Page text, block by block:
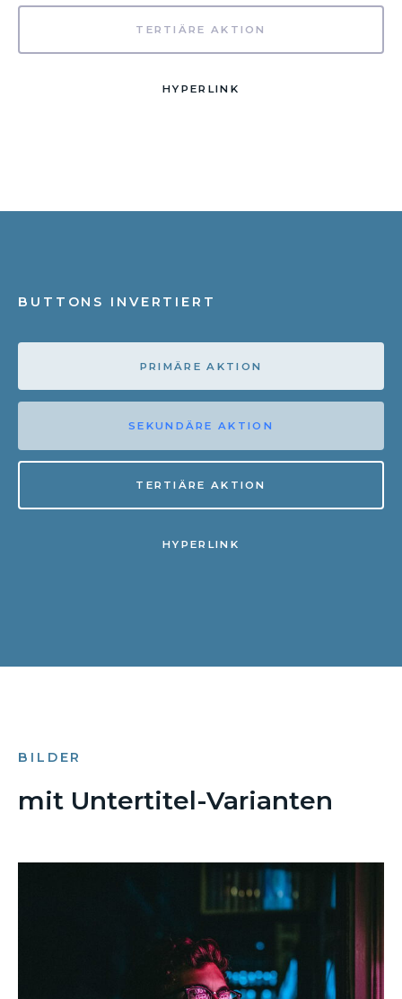
TERTIÄRE AKTION
HYPERLINK
BUTTONS INVERTIERT
PRIMÄRE AKTION
SEKUNDÄRE AKTION
TERTIÄRE AKTION
HYPERLINK
BILDER
mit Untertitel-Varianten